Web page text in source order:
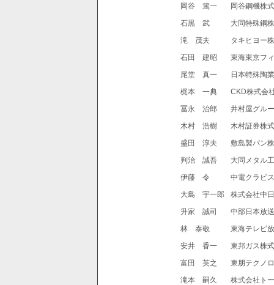
岡谷 篤一
岡谷鋼機株
石黒 武
大同特殊鋼
滝 茂夫
タキヒヨー
石田 建昭
東海東京フ
尾堂 真一
日本特殊陶
梶本 一典
CKD株式会
冨永 治郎
井村屋グル
木村 浩樹
木村証券株
盛田 淳夫
敷島製パン
判治 誠吾
大同メタル
伊藤 令
中電クラビ
大島 宇一郎
株式会社中
升家 誠司
中部日本放
林 泰敬
東海テレビ
安井 香一
東邦ガス株
富田 英之
東朋テクノ
滝本 嗣久
株式会社ト